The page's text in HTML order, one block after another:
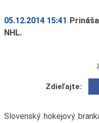
05.12.2014 15:41
NHL.
Zdieľajte:
Slovenský hokejový